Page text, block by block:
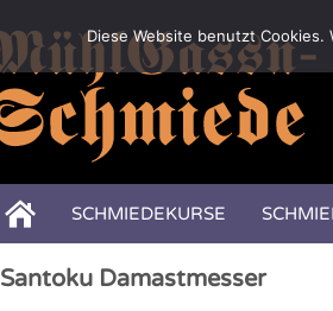
SCHMIEDEKURSE
Santoku Damastmesser
Diese Website benutzt